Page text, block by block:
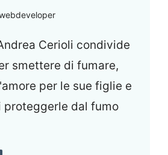
Cerioli condivide
smettere di fumare,
per le sue figlie e
proteggerle dal fumo